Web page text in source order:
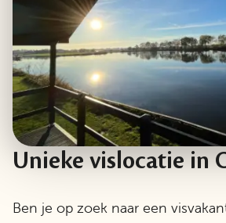
Unieke vislocatie in
Ben je op zoek naar een